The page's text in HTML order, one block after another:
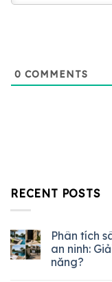
0 COMMENTS
RECENT POSTS
Phân tích
an ninh:
năng?